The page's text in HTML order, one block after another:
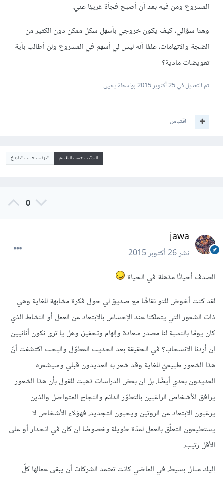
المشروع ومن فيه بعد أن أصبح فجأة غريبًا عني.
وهنا سؤالي، كيف يكون خروجي بأسهل شكل ممكن دون الكثير من
الضجة والاتهامات، علمًا أنه ليس لي أسهم في المشروع ولن أطالب بأية
تعويضات مادية؟
تم التعديل في25 أكتوبر 2015 بواسطة يحيى
اقتباس
الترتيب حسب التقييم الترتيب حسب التاريخ
0
jawa
نشر26 أكتوبر 2015
الصدف أحيانًا مذهلة في الحياة
لقد كنت أخوض للتو نقاشًا مع صديق لي حول فكرة مشابهة للغاية وهي
ذات الشعور التي يتملكنا عند الإحساس بالابتعاد عن العمل أو النشاط الذي
كان يومًا بالنسبة لنا مصدر سعادة وإلهام وتحفيز، وهل يا ترى نكون أنانيين
إن أردنا الانسحاب؟ في الحقيقة بعد الحديث المطوّل والبحث اكتشفت أنّ
هذا الشعور طبيعيّ للغاية وقد شعر به العديدون قبلي وسيشعره
العديدون بعدي أيضًا. بل إن بعض الدراسات ذهبت للقول بأن هذا الشعور
يرافق الأشخاص الراغبين بالتطوّر الدائم والنجاح المتواصل والذين
يرغبون الابتعاد عن الروتين ويحبون التجديد، فهؤلاء الأشخاص لا
يستطيعون التعلّق بالعمل لمدّة طويلة وخصوصًا إن كان في انحدار أو على
الأقل رتيب.
إليك مثال بسيط، في الماضي كانت تعتمد الشركات أن يبقى عمالها كلّ